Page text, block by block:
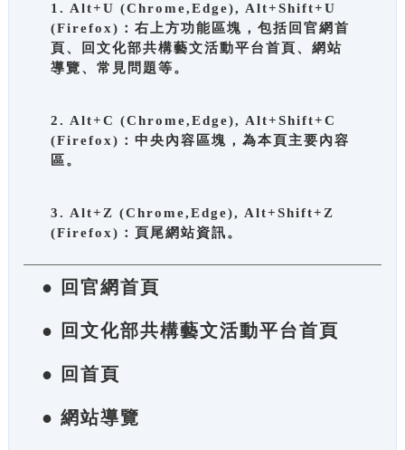
1. Alt+U (Chrome,Edge), Alt+Shift+U
(Firefox)：右上方功能區塊，包括回官網首
頁、回文化部共構藝文活動平台首頁、網站
導覽、常見問題等。
2. Alt+C (Chrome,Edge), Alt+Shift+C
(Firefox)：中央內容區塊，為本頁主要內容
區。
3. Alt+Z (Chrome,Edge), Alt+Shift+Z
(Firefox)：頁尾網站資訊。
● 回官網首頁
● 回文化部共構藝文活動平台首頁
● 回首頁
● 網站導覽